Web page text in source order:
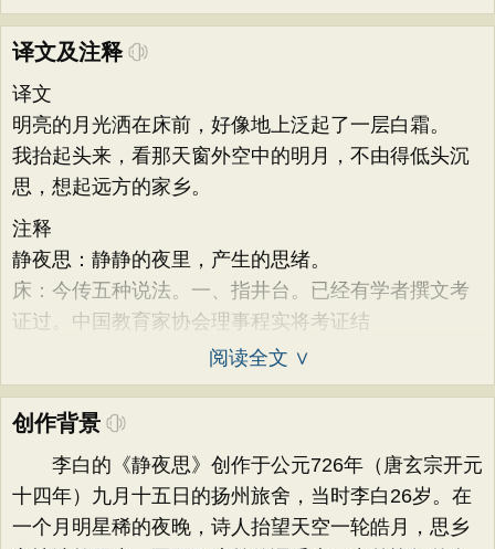
译文及注释
译文
明亮的月光洒在床前，好像地上泛起了一层白霜。
我抬起头来，看那天窗外空中的明月，不由得低头沉
思，想起远方的家乡。
注释
静夜思：静静的夜里，产生的思绪。
床：今传五种说法。一、指井台。已经有学者撰文考
证过。中国教育家协会理事程实将考证结
阅读全文 ∨
创作背景
李白的《静夜思》创作于公元726年（唐玄宗开元
十四年）九月十五日的扬州旅舍，当时李白26岁。在
一个月明星稀的夜晚，诗人抬望天空一轮皓月，思乡